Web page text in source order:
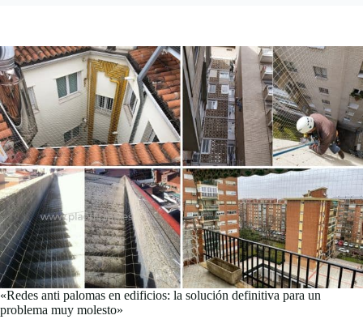
«Redes anti palomas en edificios: la solución definitiva para un
problema muy molesto»